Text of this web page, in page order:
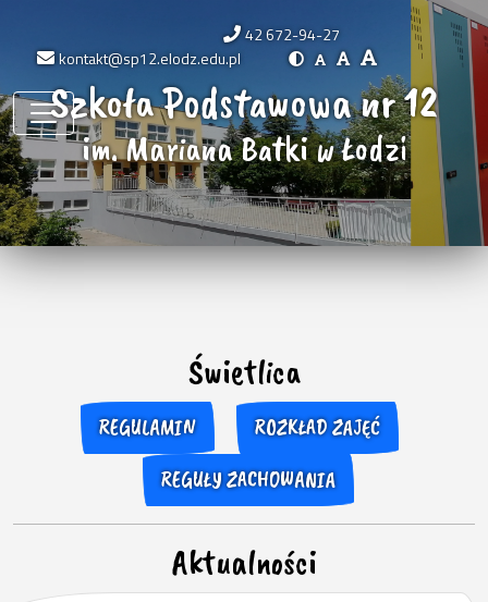
42 672-94-27
kontakt@sp12.elodz.edu.pl
Szkoła Podstawowa nr 12
im. Mariana Batki w Łodzi
Świetlica
REGULAMIN
ROZKŁAD ZAJĘĆ
REGUŁY ZACHOWANIA
Aktualności